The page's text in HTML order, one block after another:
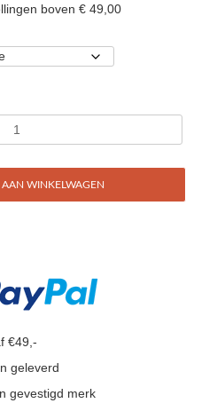
boven € 49,00
WINKELWAGEN
€49,-
geleverd
gevestigd merk